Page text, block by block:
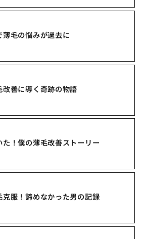
薄毛の悩みが過去に
改善に導く奇跡の物語
た！僕の薄毛改善ストーリー
克服！諦めなかった男の記録